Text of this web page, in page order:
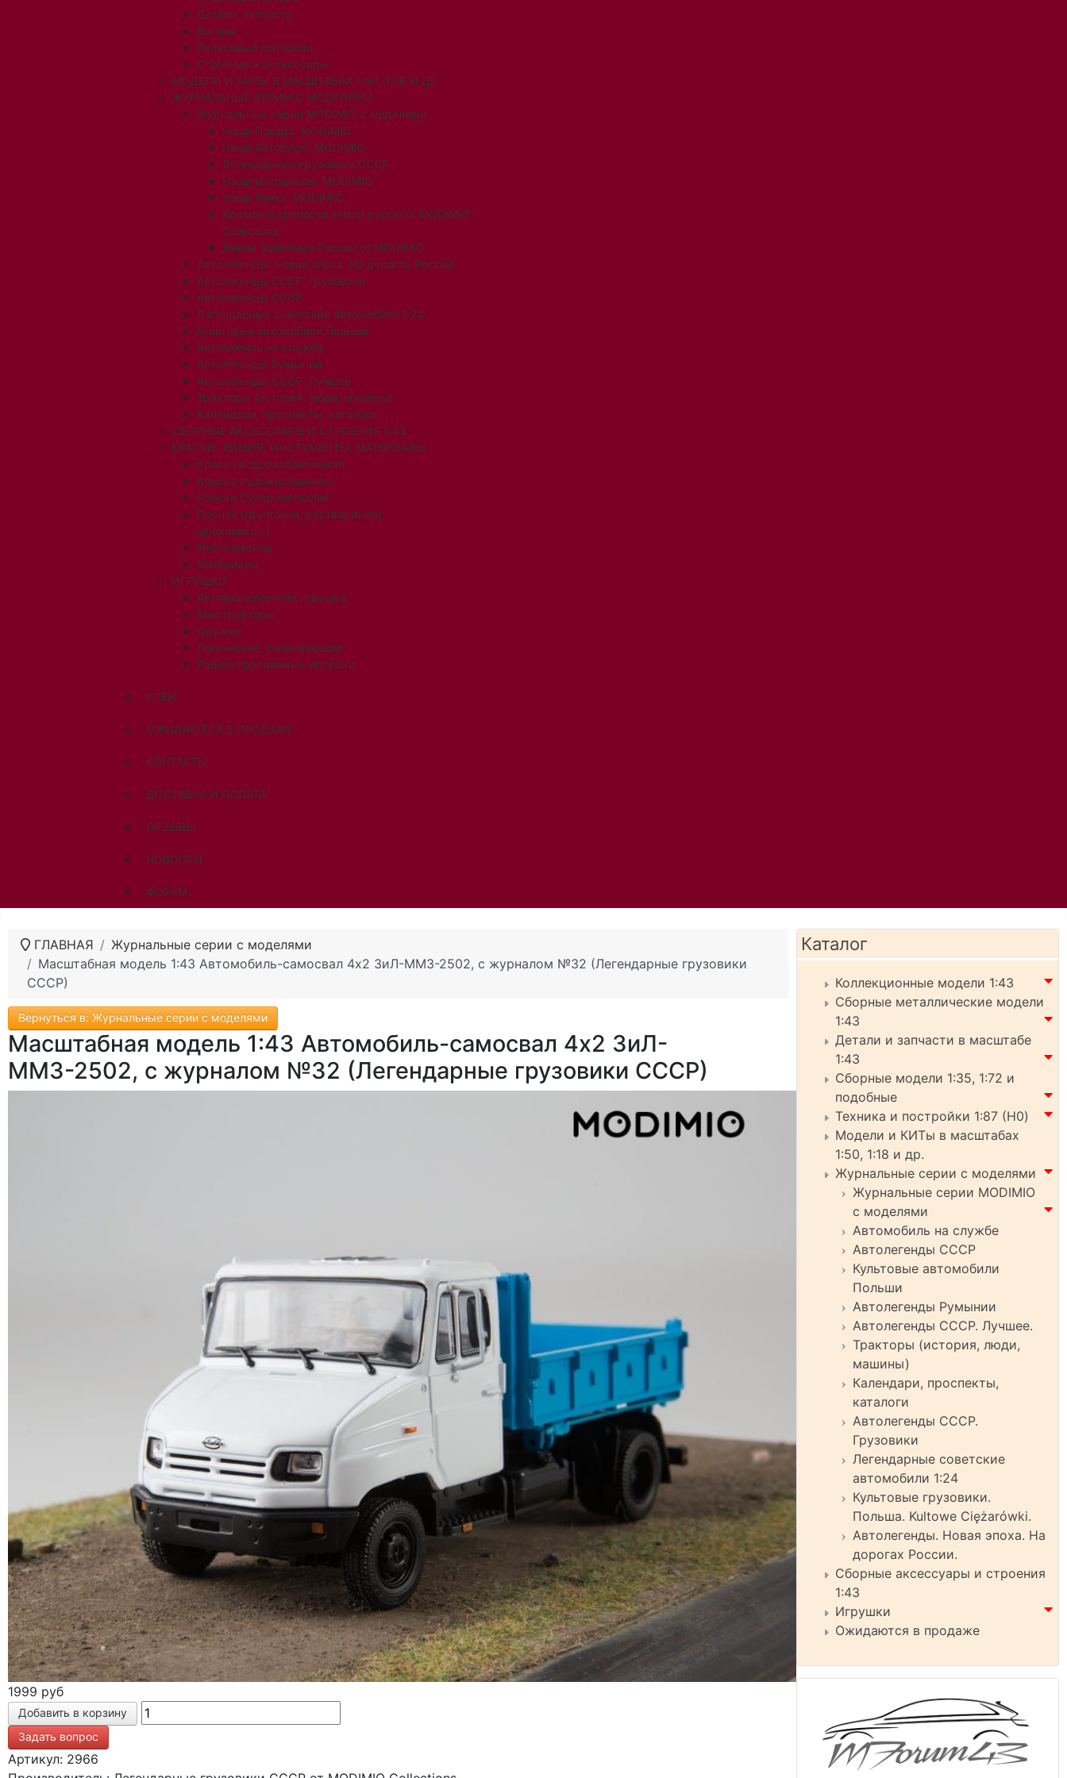
Детали, запчасти
Вагоны
Рельсовый материал
Строения и аксессуары
МОДЕЛИ И КИТЫ В МАСШТАБАХ 1:50, 1:18 И ДР.
ЖУРНАЛЬНЫЕ СЕРИИ С МОДЕЛЯМИ
Журнальные серии MODIMIO с моделями
Наши Поезда. MODIMIO
Наши Автобусы. MODIMIO
Легендарные грузовики СССР
Наши мотоциклы. MODIMIO
Наши Танки. MODIMIO
Кремли и крепости земли русской. MODIMIO
Collections
Дикие животные России от MODIMIO
Автолегенды. Новая эпоха. На дорогах России
Автолегенды СССР. Грузовики
Автолегенды СССР
Легендарные советские автомобили 1:24
Культовые автомобили Польши
Автомобиль на службе
Автолегенды Румынии
Автолегенды СССР. Лучшее
Тракторы (история, люди, машины)
Календари, проспекты, каталоги
СБОРНЫЕ АКСЕССУАРЫ И СТРОЕНИЯ 1:43
КРАСКИ, ХИМИЯ, ИНСТУМЕНТЫ, МАТЕРИАЛЫ
Краска водоразбавляемая
Краска художественная
Краска Супер металлик
Прочее (грунтовки, растворители,
шпаклевки...)
Инструменты
Материалы
ИГРУШКИ
Автотранспортная игрушка
Конструкторы
Оружие
Логические, развивающие
Радиоуправляемые игрушки
КЛЕН
ОЖИДАЮТСЯ В ПРОДАЖЕ
КОНТАКТЫ
ДОСТАВКА И ОПЛАТА
ОТЗЫВЫ
НОВОСТИ
ФОРУМ
ГЛАВНАЯ
Журнальные серии с моделями
Масштабная модель 1:43 Автомобиль-самосвал 4х2 ЗиЛ-ММЗ-2502, с журналом №32 (Легендарные грузовики
СССР)
Вернуться в: Журнальные серии с моделями
Масштабная модель 1:43 Автомобиль-самосвал 4х2 ЗиЛ-
ММЗ-2502, с журналом №32 (Легендарные грузовики СССР)
1999 руб
Задать вопрос
Артикул: 2966
Каталог
Коллекционные модели 1:43
Сборные металлические модели
1:43
Детали и запчасти в масштабе
1:43
Сборные модели 1:35, 1:72 и
подобные
Техника и постройки 1:87 (H0)
Модели и КИТы в масштабах
1:50, 1:18 и др.
Журнальные серии с моделями
Журнальные серии MODIMIO
с моделями
Автомобиль на службе
Автолегенды СССР
Культовые автомобили
Польши
Автолегенды Румынии
Автолегенды СССР. Лучшее.
Тракторы (история, люди,
машины)
Календари, проспекты,
каталоги
Автолегенды СССР.
Грузовики
Легендарные советские
автомобили 1:24
Культовые грузовики.
Польша. Kultowe Ciężarówki.
Автолегенды. Новая эпоха. На
дорогах России.
Сборные аксессуары и строения
1:43
Игрушки
Ожидаются в продаже